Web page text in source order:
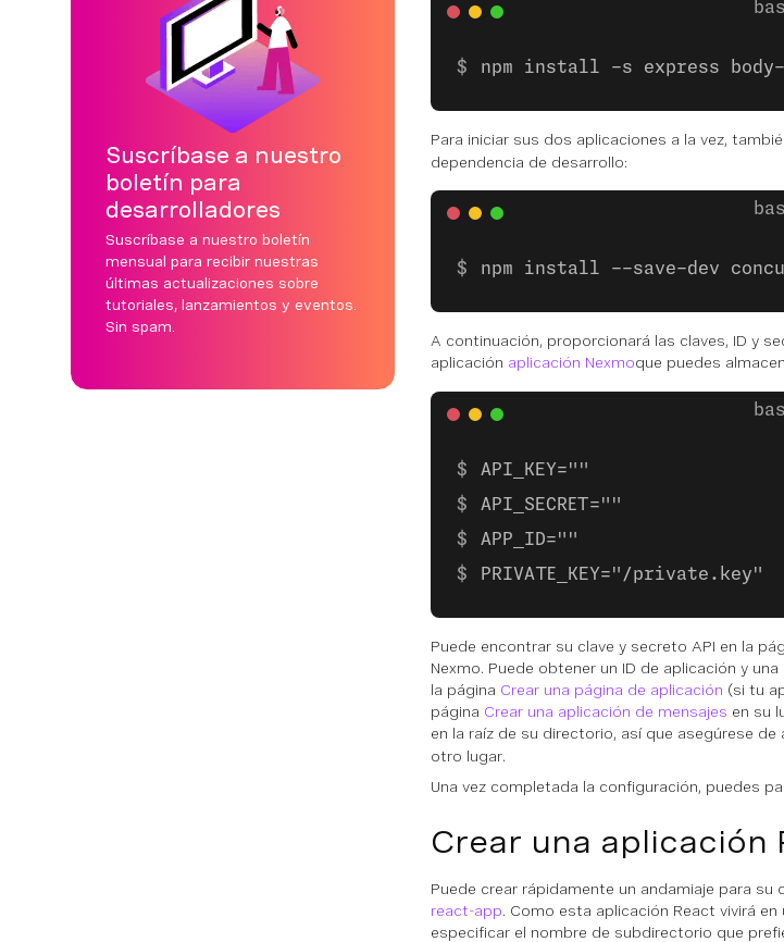
Suscríbase a nuestro
boletín para
desarrolladores
Suscríbase a nuestro boletín
mensual para recibir nuestras
últimas actualizaciones sobre
tutoriales, lanzamientos y eventos.
Sin spam.
npm install -s express body-
Para iniciar sus dos aplicaciones a la vez,
dependencia de desarrollo:
npm install --save-dev
A continuación, proporcionará las claves, ID y
aplicación aplicación Nexmoque puedes
API_KEY=""
API_SECRET=""
APP_ID=""
PRIVATE_KEY="/private.key"
Puede encontrar su clave y secreto API en la
Nexmo. Puede obtener un ID de aplicación y
la página Crear una página de aplicación (si tu
página Crear una aplicación de mensajes en su
en la raíz de su directorio, así que asegúrese de
otro lugar.
Una vez completada la configuración, puedes
Crear una aplicación
Puede crear rápidamente un andamiaje para
react-app. Como esta aplicación React vivirá
especificar el nombre de subdirectorio que